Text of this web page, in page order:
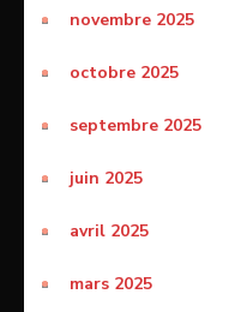
novembre 2025
octobre 2025
septembre 2025
juin 2025
avril 2025
mars 2025